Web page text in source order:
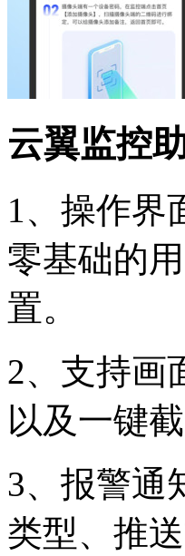
云翼监控
1、操作界
零基础的
置。
2、支持画
以及一键
3、报警通
类型、推